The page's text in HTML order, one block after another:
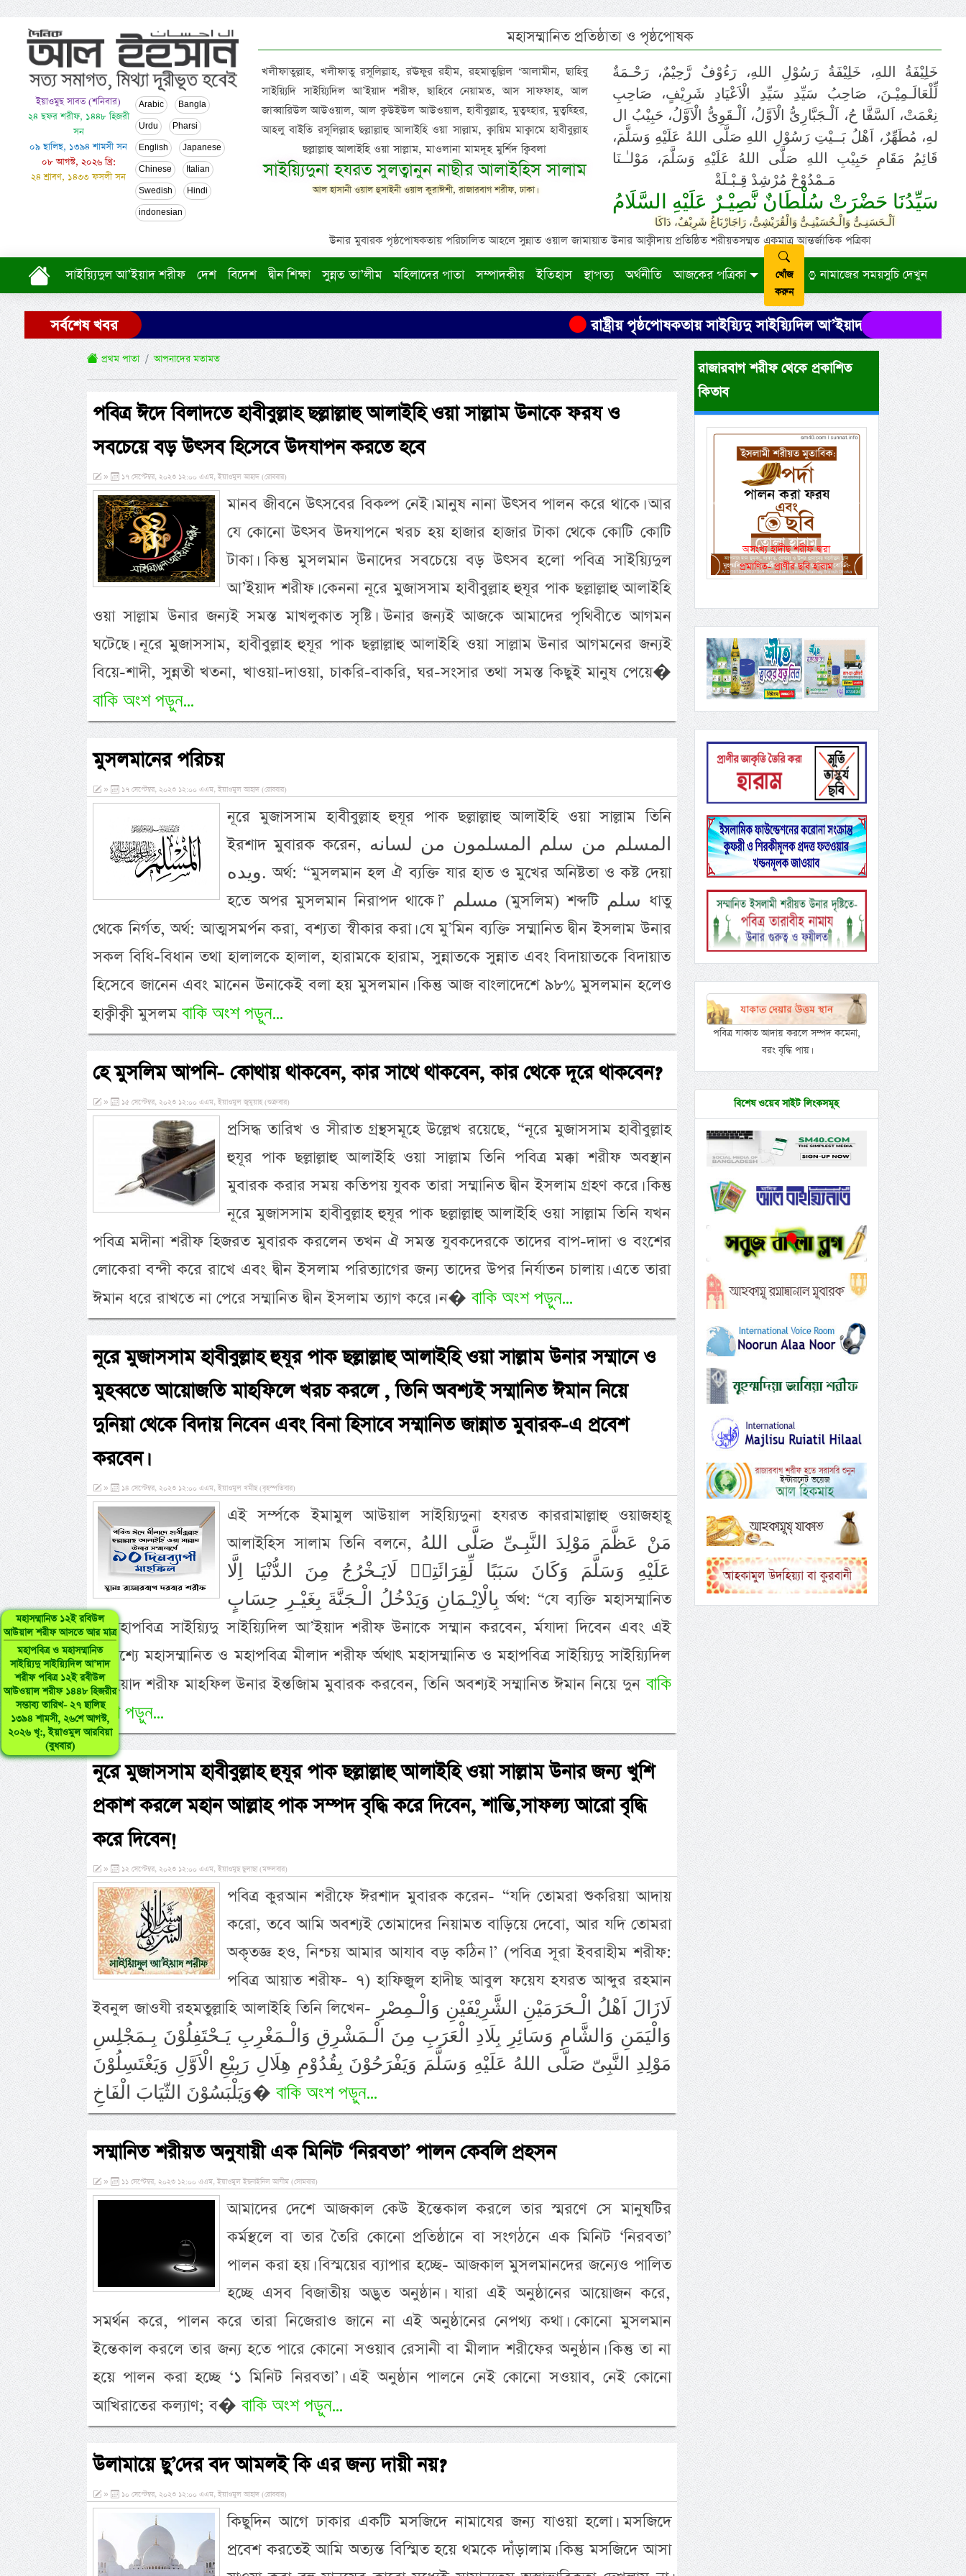
ইয়াওমুছ সাবত (শনিবার)
২৪ ছফর শরীফ, ১৪৪৮ হিজরী
সন
০৯ ছালিছ, ১৩৯৪ শামসী সন
০৮ আগস্ট, ২০২৬ খ্রি:
২৪ শ্রাবণ, ১৪৩৩ ফসলী সন
Arabic Bangla
Urdu Pharsi
English Japanese
Chinese Italian
Swedish Hindi
indonesian
মহাসম্মানিত প্রতিষ্ঠাতা ও পৃষ্ঠপোষক
খলীফাতুল্লাহ, খলীফাতু রসূলিল্লাহ, রঊফুর রহীম, রহমাতুল্লিল ‘আলামীন, ছাহিবু
সাইয়্যিদি সাইয়্যিদিল আ’ইয়াদ শরীফ, ছাহিবে নেয়ামত, আস সাফফাহ, আল
জাব্বারিউল আউওয়াল, আল ক্বউইউল আউওয়াল, হাবীবুল্লাহ, মুত্বহ্হার, মুত্বহ্হির,
আহলু বাইতি রসূলিল্লাহ ছল্লাল্লাহু আলাইহি ওয়া সাল্লাম, ক্বায়িম মাক্বামে হাবীবুল্লাহ
ছল্লাল্লাহু আলাইহি ওয়া সাল্লাম, মাওলানা মামদূহ মুর্শিদ ক্বিবলা
সাইয়্যিদুনা হযরত সুলত্বানুন নাছীর আলাইহিস সালাম
আল হাসানী ওয়াল হুসাইনী ওয়াল কুরাঈশী, রাজারবাগ শরীফ, ঢাকা।
خَلِيْفَةُ اللهِ، خَلِيْفَةُ رَسُوْلِ اللهِ، رَءُوْفٌ رَّحِيْمٌ، رَحْـمَةٌ
لِّلْعَالَـمِيْـنَ، صَاحِبُ سَيِّدِ سَيِّدِ الْاَعْيَادِ شَرِيْفٍ، صَاحِبِ
نِعْمَتْ، اَلسَّفَّا حُ، اَلْـجَبَّارِىُّ الْاَوَّلُ، اَلْـقَوِىُّ الْاَوَّلُ، حَبِيْبُ ال
لهِ، مُطَهِّرٌ، اَهْلُ بَــيْتِ رَسُوْلِ اللهِ صَلَّى اللهُ عَلَيْهِ وَسَلَّمَ،
قَائِمُ مَقَامِ حَبِيْبِ اللهِ صَلَّى اللهُ عَلَيْهِ وَسَلَّمَ، مَوْلـٰـنَا
مَـمْدُوْحْ مُرْشِدْ قِـبْـلَةْ
سَيِّدُنَا حَضْرَتْ سُلْطَانٌ نَّصِيْـرٌ عَلَيْهِ السَّلَامُ
اَلْـحَسَنِـىُّ وَالْـحُسَيْنِـىُّ وَالْقُرَيْشِىُّ، رَاجَارْبَاغُ شَرِيْفٌ، دَاكَا
উনার মুবারক পৃষ্ঠপোষকতায় পরিচালিত আহলে সুন্নাত ওয়াল জামায়াত উনার আক্বীদায় প্রতিষ্ঠিত শরীয়তসম্মত একমাত্র আন্তর্জাতিক পত্রিকা
সাইয়্যিদুল আ’ইয়াদ শরীফ দেশ বিদেশ দ্বীন শিক্ষা সুন্নত তা’লীম মহিলাদের পাতা সম্পাদকীয় ইতিহাস স্থাপত্য অর্থনীতি আজকের পত্রিকা
খোঁজ
করুন
নামাজের সময়সুচি দেখুন
সর্বশেষ খবর রাষ্ট্রীয় পৃষ্ঠপোষকতায় সাইয়্যিদু সাইয়্যিদিল আ’ইয়াদ শরীফ (১২ই রবীউল
মহাসম্মানিত ১২ই রবিউল
আউয়াল শরীফ আসতে আর মাত্র
মহাপবিত্র ও মহাসম্মানিত
সাইয়্যিদু সাইয়্যিদিল আ’দাদ
শরীফ পবিত্র ১২ই রবীউল
আউওয়াল শরীফ ১৪৪৮ হিজরীর
সম্ভাব্য তারিখ- ২৭ ছালিছ
১৩৯৪ শামসী, ২৬শে আগস্ট,
২০২৬ খৃ:, ইয়াওমুল আরবিয়া
(বুধবার)
প্রথম পাতা আপনাদের মতামত
পবিত্র ঈদে বিলাদতে হাবীবুল্লাহ ছল্লাল্লাহু আলাইহি ওয়া সাল্লাম উনাকে ফরয ও
সবচেয়ে বড় উৎসব হিসেবে উদযাপন করতে হবে
» ১৭ সেপ্টেম্বর, ২০২৩ ১২:০০ এএম, ইয়াওমুল আহাদ (রোববার)
মানব জীবনে উৎসবের বিকল্প নেই। মানুষ নানা উৎসব পালন করে থাকে। আর
যে কোনো উৎসব উদযাপনে খরচ হয় হাজার হাজার টাকা থেকে কোটি কোটি
টাকা। কিন্তু মুসলমান উনাদের সবচেয়ে বড় উৎসব হলো পবিত্র সাইয়্যিদুল
আ’ইয়াদ শরীফ। কেননা নূরে মুজাসসাম হাবীবুল্লাহ হুযূর পাক ছল্লাল্লাহু আলাইহি
ওয়া সাল্লাম উনার জন্যই সমস্ত মাখলুকাত সৃষ্টি। উনার জন্যই আজকে আমাদের পৃথিবীতে আগমন
ঘটেছে। নূরে মুজাসসাম, হাবীবুল্লাহ হুযূর পাক ছল্লাল্লাহু আলাইহি ওয়া সাল্লাম উনার আগমনের জন্যই
বিয়ে-শাদী, সুন্নতী খতনা, খাওয়া-দাওয়া, চাকরি-বাকরি, ঘর-সংসার তথা সমস্ত কিছুই মানুষ পেয়ে�
বাকি অংশ পড়ুন...
মুসলমানের পরিচয়
» ১৭ সেপ্টেম্বর, ২০২৩ ১২:০০ এএম, ইয়াওমুল আহাদ (রোববার)
নূরে মুজাসসাম হাবীবুল্লাহ হুযূর পাক ছল্লাল্লাহু আলাইহি ওয়া সাল্লাম তিনি
ইরশাদ মুবারক করেন, المسلم من سلم المسلمون من لسانه
ويده. অর্থ: “মুসলমান হল ঐ ব্যক্তি যার হাত ও মুখের অনিষ্টতা ও কষ্ট দেয়া
হতে অপর মুসলমান নিরাপদ থাকে।” مسلم (মুসলিম) শব্দটি سلم ধাতু
থেকে নির্গত, অর্থ: আত্মসমর্পন করা, বশ্যতা স্বীকার করা। যে মু’মিন ব্যক্তি সম্মানিত দ্বীন ইসলাম উনার
সকল বিধি-বিধান তথা হালালকে হালাল, হারামকে হারাম, সুন্নাতকে সুন্নাত এবং বিদায়াতকে বিদায়াত
হিসেবে জানেন এবং মানেন উনাকেই বলা হয় মুসলমান। কিন্তু আজ বাংলাদেশে ৯৮% মুসলমান হলেও
হাক্বীক্বী মুসলমবাকি অংশ পড়ুন...
হে মুসলিম আপনি- কোথায় থাকবেন, কার সাথে থাকবেন, কার থেকে দূরে থাকবেন?
» ১৫ সেপ্টেম্বর, ২০২৩ ১২:০০ এএম, ইয়াওমুল জুমুয়াহ (শুক্রবার)
প্রসিদ্ধ তারিখ ও সীরাত গ্রন্থসমূহে উল্লেখ রয়েছে, “নূরে মুজাসসাম হাবীবুল্লাহ
হুযূর পাক ছল্লাল্লাহু আলাইহি ওয়া সাল্লাম তিনি পবিত্র মক্কা শরীফ অবস্থান
মুবারক করার সময় কতিপয় যুবক তারা সম্মানিত দ্বীন ইসলাম গ্রহণ করে। কিন্তু
নূরে মুজাসসাম হাবীবুল্লাহ হুযূর পাক ছল্লাল্লাহু আলাইহি ওয়া সাল্লাম তিনি যখন
পবিত্র মদীনা শরীফ হিজরত মুবারক করলেন তখন ঐ সমস্ত যুবকদেরকে তাদের বাপ-দাদা ও বংশের
লোকেরা বন্দী করে রাখে এবং দ্বীন ইসলাম পরিত্যাগের জন্য তাদের উপর নির্যাতন চালায়। এতে তারা
ঈমান ধরে রাখতে না পেরে সম্মানিত দ্বীন ইসলাম ত্যাগ করে। ন� বাকি অংশ পড়ুন...
নূরে মুজাসসাম হাবীবুল্লাহ হুযূর পাক ছল্লাল্লাহু আলাইহি ওয়া সাল্লাম উনার সম্মানে ও
মুহব্বতে আয়োজতি মাহফিলে খরচ করলে , তিনি অবশ্যই সম্মানিত ঈমান নিয়ে
দুনিয়া থেকে বিদায় নিবেন এবং বিনা হিসাবে সম্মানিত জান্নাত মুবারক-এ প্রবেশ
করবেন।
» ১৪ সেপ্টেম্বর, ২০২৩ ১২:০০ এএম, ইয়াওমুল খমীছ (বৃহস্পতিবার)
এই সর্ম্পকে ইমামুল আউয়াল সাইয়্যিদুনা হযরত কাররামাল্লাহু ওয়াজহাহূ
আলাইহিস সালাম তিনি বলনে, مَنْ عَظَّمَ مَوْلِدَ النَّبِـىِّ صَلَّى اللهُ
عَلَيْهِ وَسَلَّمَ وَكَانَ سَبَبًا لِّقِرَائَتِهٖ لَايَـخْرُجُ مِنَ الدُّنْيَا اِلَّا
بِالْاِيْـمَانِ وَيَدْخُلُ الْـجَنَّةَ بِغَيْـرِ حِسَابٍ র্অথ: “যে ব্যক্তি মহাসম্মানিত
ও মহাপবিত্র সাইয়্যিদু সাইয়্যিদিল আ’ইয়াদ শরীফ উনাকে সম্মান করবেন, র্মযাদা দিবেন এবং এই
উদ্দেশ্যে মহাসম্মানিত ও মহাপবিত্র মীলাদ শরীফ র্অথাৎ মহাসম্মানিত ও মহাপবিত্র সাইয়্যিদু সাইয়্যিদিল
আ’ইয়াদ শরীফ মাহফিল উনার ইন্তজিাম মুবারক করবেন, তিনি অবশ্যই সম্মানিত ঈমান নিয়ে দুন বাকি
অংশ পড়ুন...
নূরে মুজাসসাম হাবীবুল্লাহ হুযূর পাক ছল্লাল্লাহু আলাইহি ওয়া সাল্লাম উনার জন্য খুশি
প্রকাশ করলে মহান আল্লাহ পাক সম্পদ বৃদ্ধি করে দিবেন, শান্তি,সাফল্য আরো বৃদ্ধি
করে দিবেন!
» ১২ সেপ্টেম্বর, ২০২৩ ১২:০০ এএম, ইয়াওমুছ ছুলাছা (মঙ্গলবার)
পবিত্র কুরআন শরীফে ঈরশাদ মুবারক করেন- “যদি তোমরা শুকরিয়া আদায়
করো, তবে আমি অবশ্যই তোমাদের নিয়ামত বাড়িয়ে দেবো, আর যদি তোমরা
অকৃতজ্ঞ হও, নিশ্চয় আমার আযাব বড় কঠিন।’’ (পবিত্র সূরা ইবরাহীম শরীফ:
পবিত্র আয়াত শরীফ- ৭) হাফিজুল হাদীছ আবুল ফয়েয হযরত আব্দুর রহমান
ইবনুল জাওযী রহমতুল্লাহি আলাইহি তিনি লিখেন- لَازَالَ اَهْلُ الْـحَرَمَيْنِ الشَّرِيْفَيْنِ وَالْـمِصْرِ
وَالْيَمَنِ وَالشَّامِ وَسَائِرِ بِلَادِ الْعَرَبِ مِنَ الْـمَشْرِقِ وَالْـمَغْرِبِ يَـحْتَفِلُوْنَ بِـمَجْلِسِ
مَوْلِدِ النَّبِىّ صَلَّى اللهُ عَلَيْهِ وَسَلَّمَ وَيَفْرَحُوْنَ بِقُدُوْمِ هِلَالِ رَبِيْعِ الْاَوَّلِ وَيَغْتَسِلُوْنَ
وَيَلْبَسُوْنَ الثّيَابَ الْفَاخِ� বাকি অংশ পড়ুন...
সম্মানিত শরীয়ত অনুযায়ী এক মিনিট ‘নিরবতা’ পালন কেবলি প্রহসন
» ১১ সেপ্টেম্বর, ২০২৩ ১২:০০ এএম, ইয়াওমুল ইছনাইনিল আযীম (সোমবার)
আমাদের দেশে আজকাল কেউ ইন্তেকাল করলে তার স্মরণে সে মানুষটির
কর্মস্থলে বা তার তৈরি কোনো প্রতিষ্ঠানে বা সংগঠনে এক মিনিট ‘নিরবতা’
পালন করা হয়। বিস্ময়ের ব্যাপার হচ্ছে- আজকাল মুসলমানদের জন্যেও পালিত
হচ্ছে এসব বিজাতীয় অদ্ভুত অনুষ্ঠান। যারা এই অনুষ্ঠানের আয়োজন করে,
সমর্থন করে, পালন করে তারা নিজেরাও জানে না এই অনুষ্ঠানের নেপথ্য কথা। কোনো মুসলমান
ইন্তেকাল করলে তার জন্য হতে পারে কোনো সওয়াব রেসানী বা মীলাদ শরীফের অনুষ্ঠান। কিন্তু তা না
হয়ে পালন করা হচ্ছে ‘১ মিনিট নিরবতা’। এই অনুষ্ঠান পালনে নেই কোনো সওয়াব, নেই কোনো
আখিরাতের কল্যাণ; ব� বাকি অংশ পড়ুন...
উলামায়ে ছু’দের বদ আমলই কি এর জন্য দায়ী নয়?
» ১০ সেপ্টেম্বর, ২০২৩ ১২:০০ এএম, ইয়াওমুল আহাদ (রোববার)
কিছুদিন আগে ঢাকার একটি মসজিদে নামাযের জন্য যাওয়া হলো। মসজিদে
প্রবেশ করতেই আমি অত্যন্ত বিস্মিত হয়ে থমকে দাঁড়ালাম। কিন্তু মসজিদে আসা
রাজারবাগ শরীফ থেকে প্রকাশিত
কিতাব
একই রানওয়েতে সামরিক-
বেসামরিক ফ্লাইট!
পবিত্র যাকাত আদায় করলে সম্পদ কমেনা,
বরং বৃদ্ধি পায়।
বিশেষ ওয়েব সাইট লিংকসমূহ